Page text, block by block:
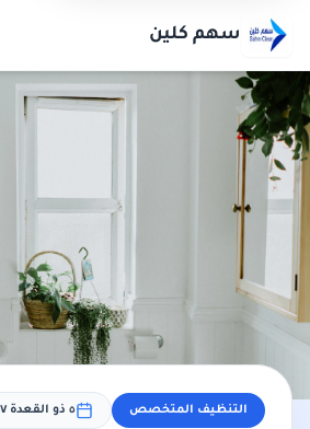
سهم كلين
التنظيف المتخصص ٥ ذو القعدة ١٤٤٧ هـ